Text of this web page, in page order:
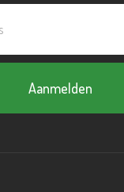
Aanmelden